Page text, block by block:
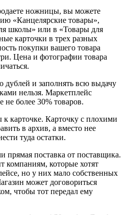
ножницы, вы можете
«Канцелярские товары»,
школы» или в «Товары для
карточки в трех разных
покупки вашего товара
Цена и фотографии товара
дублей и заполнять всю выдачу
нельзя. Маркетплейс
не более 30% товаров.
к карточке. Карточку с плохими
в архив, а вместо нее
туда остатки.
прямая поставка от поставщика.
компаниям, которые хотят
но у них мало собственных
может договориться
чтобы тот передал ему